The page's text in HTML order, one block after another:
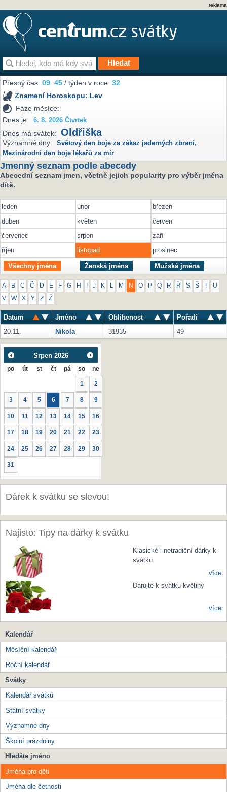
reklama
Přesný čas:09 45 / týden v roce:32
Znamení Horoskopu: Lev
Fáze měsíce:
Dnes je:
6. 8. 2026 Čtvrtek
Dnes má svátek: Oldřiška
Významné dny: Světový den boje za zákaz jaderných zbraní,
Mezinárodní den boje lékařů za mír
Jmenný seznam podle abecedy
Abecední seznam jmen, včetně jejich popularity pro výběr jména
dítě.
leden únor
březen
duben
květen
červen
červenec
srpen
září
říjen
listopad prosinec
Všechny jména Ženská jména Mužská jména
A B C Č D E F G H J K M N O P Q R Ř S Š U
V W X Y Z Ž
Datum Jméno Oblíbenost
Pořadí
20.11.
Nikola 31935 49
Srpen 2026
po út st čt pá so ne
1 2
3 4 5 6 7 8 9
10 11 12 13 14 15 16
17 18 19 20 21 22 23
24 25 26 27 28 29 30
31
Dárek k svátku se slevou!
Najisto: Tipy na dárky k svátku
Klasické i netradiční dárky k
svátku
více
Darujte k svátku květiny
více
Kalendář
Měsíční kalendář
Roční kalendář
Svátky
Kalendář svátků
Státní svátky
Významné dny
Školní prázdniny
Hledáte jméno
Jména pro děti
Jména dle četnosti